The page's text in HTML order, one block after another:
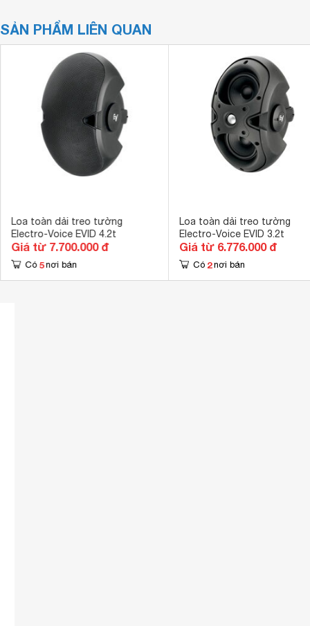
SẢN PHẨM LIÊN QUAN
Loa toàn dải treo tường
Electro-Voice EVID 4.2t
Giá từ 7.700.000 đ
Có 5 nơi bán
Loa toàn dải treo tường
Electro-Voice EVID 3.2t
Giá từ 6.776.000 đ
Có 2 nơi bán